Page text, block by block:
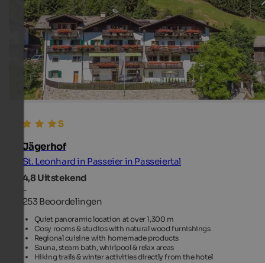
Jägerhof
St. Leonhard in Passeier in Passeiertal
4,8Uitstekend
-
253 Beoordelingen
Quiet panoramic location at over 1,300 m
Cosy rooms & studios with natural wood furnishings
Regional cuisine with homemade products
Sauna, steam bath, whirlpool & relax areas
Hiking trails & winter activities directly from the hotel